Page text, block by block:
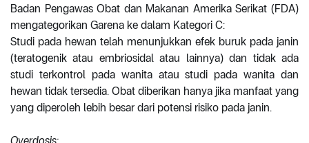
Badan Pengawas Obat dan Makanan Amerika Serikat (FDA)
mengategorikan Garena ke dalam Kategori C:
Studi pada hewan telah menunjukkan efek buruk pada janin
(teratogenik atau embriosidal atau lainnya) dan tidak ada
studi terkontrol pada wanita atau studi pada wanita dan
hewan tidak tersedia. Obat diberikan hanya jika manfaat yang
yang diperoleh lebih besar dari potensi risiko pada janin.